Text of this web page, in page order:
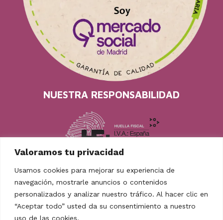
Valoramos tu privacidad
Usamos cookies para mejorar su experiencia de
navegación, mostrarle anuncios o contenidos
personalizados y analizar nuestro tráfico. Al hacer clic en
“Aceptar todo” usted da su consentimiento a nuestro
uso de las cookies.
NUESTRA RESPONSABILIDAD